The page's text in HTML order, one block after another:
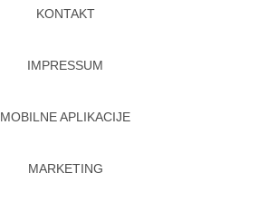
KONTAKT
IMPRESSUM
MOBILNE APLIKACIJE
MARKETING